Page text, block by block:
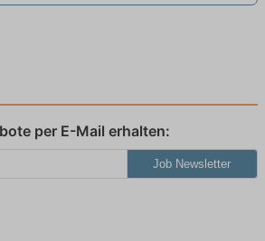
per E-Mail erhalten:
Job Newsletter